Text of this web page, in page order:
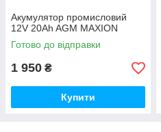
Акумулятор промисловий
12V 20Ah AGM MAXION
Готово до відправки
1 950 ₴
Купити